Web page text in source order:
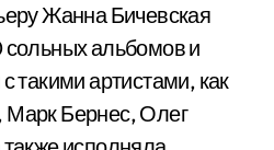
Жанна Бичевская
альбомов и
такими артистами, как
Бернес, Олег